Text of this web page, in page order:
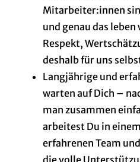
Mitarbeiter:innen
und genau das leben
Respekt,
deshalb für uns
Langjährige und
warten auf Dich –
man zusammen
arbeitest Du in
erfahrenen Team
die volle